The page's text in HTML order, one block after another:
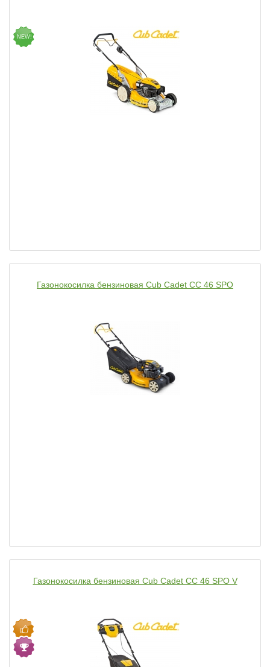
NEW!
Газонокосилка бензиновая Cub Cadet CC 46 SPO
Газонокосилка бензиновая Cub Cadet CC 46 SPO V